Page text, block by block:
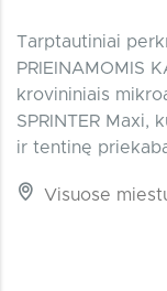
Tarptautiniai
PRIEINAMOMIS
krovininiais
SPRINTER Maxi,
ir tentinę
Visuose